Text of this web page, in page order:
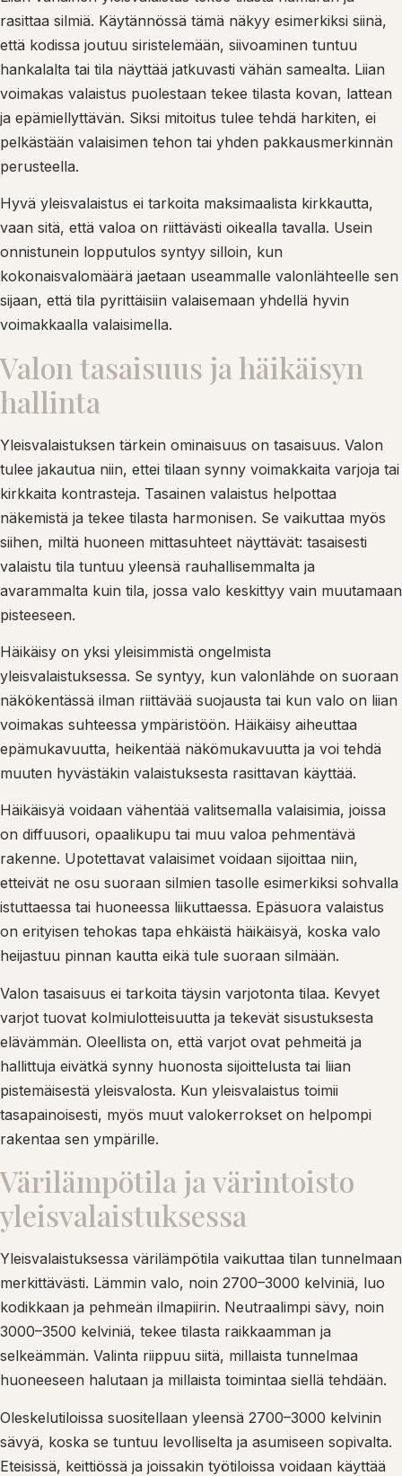
rasittaa silmiä. Käytännössä tämä näkyy esimerkiksi siinä,
että kodissa joutuu siristelemään, siivoaminen tuntuu
hankalalta tai tila näyttää jatkuvasti vähän samealta. Liian
voimakas valaistus puolestaan tekee tilasta kovan, lattean
ja epämiellyttävän. Siksi mitoitus tulee tehdä harkiten, ei
pelkästään valaisimen tehon tai yhden pakkausmerkinnän
perusteella.
Hyvä yleisvalaistus ei tarkoita maksimaalista kirkkautta,
vaan sitä, että valoa on riittävästi oikealla tavalla. Usein
onnistunein lopputulos syntyy silloin, kun
kokonaisvalomäärä jaetaan useammalle valonlähteelle sen
sijaan, että tila pyrittäisiin valaisemaan yhdellä hyvin
voimakkaalla valaisimella.
Valon tasaisuus ja häikäisyn
hallinta
Yleisvalaistuksen tärkein ominaisuus on tasaisuus. Valon
tulee jakautua niin, ettei tilaan synny voimakkaita varjoja tai
kirkkaita kontrasteja. Tasainen valaistus helpottaa
näkemistä ja tekee tilasta harmonisen. Se vaikuttaa myös
siihen, miltä huoneen mittasuhteet näyttävät: tasaisesti
valaistu tila tuntuu yleensä rauhallisemmalta ja
avarammalta kuin tila, jossa valo keskittyy vain muutamaan
pisteeseen.
Häikäisy on yksi yleisimmistä ongelmista
yleisvalaistuksessa. Se syntyy, kun valonlähde on suoraan
näkökentässä ilman riittävää suojausta tai kun valo on liian
voimakas suhteessa ympäristöön. Häikäisy aiheuttaa
epämukavuutta, heikentää näkömukavuutta ja voi tehdä
muuten hyvästäkin valaistuksesta rasittavan käyttää.
Häikäisyä voidaan vähentää valitsemalla valaisimia, joissa
on diffuusori, opaalikupu tai muu valoa pehmentävä
rakenne. Upotettavat valaisimet voidaan sijoittaa niin,
etteivät ne osu suoraan silmien tasolle esimerkiksi sohvalla
istuttaessa tai huoneessa liikuttaessa. Epäsuora valaistus
on erityisen tehokas tapa ehkäistä häikäisyä, koska valo
heijastuu pinnan kautta eikä tule suoraan silmään.
Valon tasaisuus ei tarkoita täysin varjotonta tilaa. Kevyet
varjot tuovat kolmiulotteisuutta ja tekevät sisustuksesta
elävämmän. Oleellista on, että varjot ovat pehmeitä ja
hallittuja eivätkä synny huonosta sijoittelusta tai liian
pistemäisestä yleisvalosta. Kun yleisvalaistus toimii
tasapainoisesti, myös muut valokerrokset on helpompi
rakentaa sen ympärille.
Värilämpötila ja värintoisto
yleisvalaistuksessa
Yleisvalaistuksessa värilämpötila vaikuttaa tilan tunnelmaan
merkittävästi. Lämmin valo, noin 2700–3000 kelviniä, luo
kodikkaan ja pehmeän ilmapiirin. Neutraalimpi sävy, noin
3000–3500 kelviniä, tekee tilasta raikkaamman ja
selkeämmän. Valinta riippuu siitä, millaista tunnelmaa
huoneeseen halutaan ja millaista toimintaa siellä tehdään.
Oleskelutiloissa suositellaan yleensä 2700–3000 kelvinin
sävyä, koska se tuntuu levolliselta ja asumiseen sopivalta.
Eteisissä, keittiössä ja joissakin työtiloissa voidaan käyttää